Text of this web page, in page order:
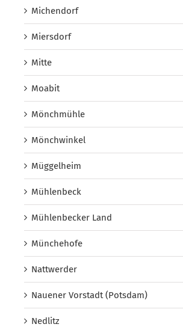
Michendorf
Miersdorf
Mitte
Moabit
Mönchmühle
Mönchwinkel
Müggelheim
Mühlenbeck
Mühlenbecker Land
Münchehofe
Nattwerder
Nauener Vorstadt (Potsdam)
Nedlitz